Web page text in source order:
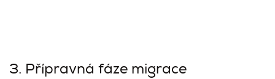
3. Přípravná fáze migrace